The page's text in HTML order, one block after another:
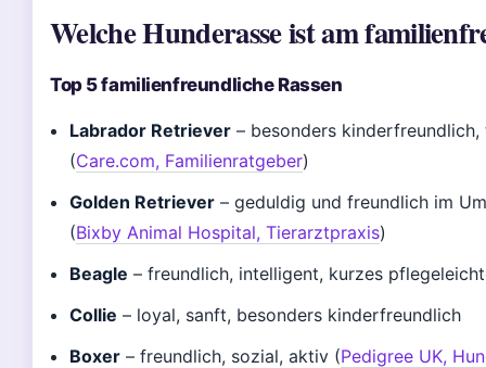
Welche Hunderasse ist am
Top 5 familienfreundliche Rassen
Labrador Retriever – besonders
(Care.com, Familienratgeber)
Golden Retriever – geduldig und freundlich im
(Bixby Animal Hospital, Tierarztpraxis)
Beagle – freundlich, intelligent, kurzes
Collie – loyal, sanft, besonders kinderfreundlich
Boxer – freundlich, sozial, aktiv (Pedigree UK,